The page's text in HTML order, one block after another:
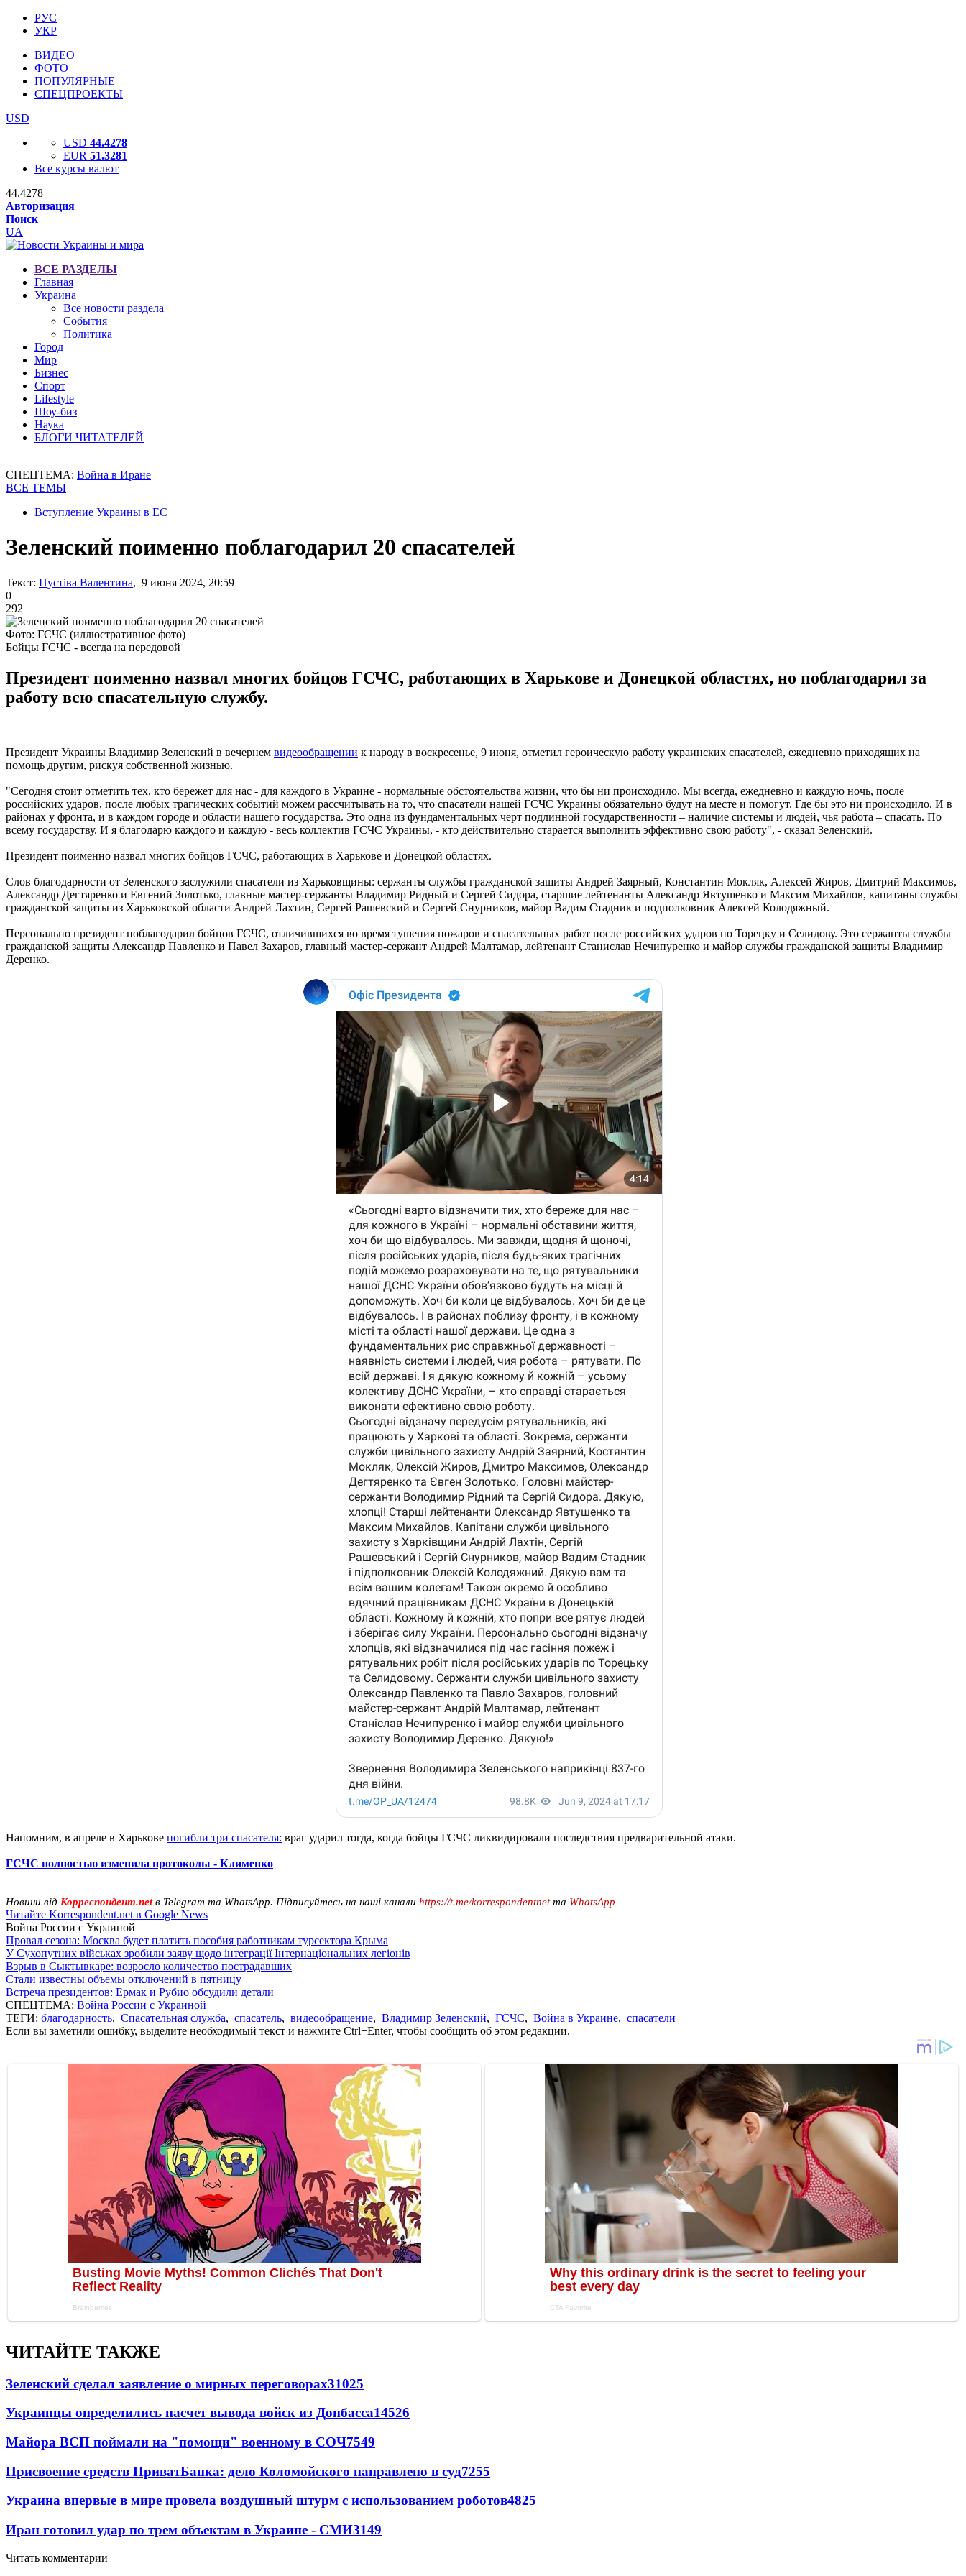
РУС
УКР
ВИДЕО
ФОТО
ПОПУЛЯРНЫЕ
СПЕЦПРОЕКТЫ
USD
USD 44.4278
EUR 51.3281
Все курсы валют
44.4278
Авторизация
Поиск
UA
ВСЕ РАЗДЕЛЫ
Главная
Украина
Все новости раздела
События
Политика
Город
Мир
Бизнес
Спорт
Lifestyle
Шоу-биз
Наука
БЛОГИ ЧИТАТЕЛЕЙ
СПЕЦТЕМА: Война в Иране
ВСЕ ТЕМЫ
Вступление Украины в ЕС
Зеленский поименно поблагодарил 20 спасателей
Текст: Пустіва Валентина, 9 июня 2024, 20:59
0
292
Фото: ГСЧС (иллюстративное фото)
Бойцы ГСЧС - всегда на передовой
Президент поименно назвал многих бойцов ГСЧС, работающих в Харькове и Донецкой областях, но поблагодарил за
работу всю спасательную службу.
Президент Украины Владимир Зеленский в вечернем видеообращении к народу в воскресенье, 9 июня, отметил героическую работу украинских спасателей, ежедневно приходящих на
помощь другим, рискуя собственной жизнью.
"Сегодня стоит отметить тех, кто бережет для нас - для каждого в Украине - нормальные обстоятельства жизни, что бы ни происходило. Мы всегда, ежедневно и каждую ночь, после
российских ударов, после любых трагических событий можем рассчитывать на то, что спасатели нашей ГСЧС Украины обязательно будут на месте и помогут. Где бы это ни происходило. И в
районах у фронта, и в каждом городе и области нашего государства. Это одна из фундаментальных черт подлинной государственности – наличие системы и людей, чья работа – спасать. По
всему государству. И я благодарю каждого и каждую - весь коллектив ГСЧС Украины, - кто действительно старается выполнить эффективно свою работу", - сказал Зеленский.
Президент поименно назвал многих бойцов ГСЧС, работающих в Харькове и Донецкой областях.
Слов благодарности от Зеленского заслужили спасатели из Харьковщины: сержанты службы гражданской защиты Андрей Заярный, Константин Мокляк, Алексей Жиров, Дмитрий Максимов,
Александр Дегтяренко и Евгений Золотько, главные мастер-сержанты Владимир Ридный и Сергей Сидора, старшие лейтенанты Александр Явтушенко и Максим Михайлов, капитаны службы
гражданской защиты из Харьковской области Андрей Лахтин, Сергей Рашевский и Сергей Снурников, майор Вадим Стадник и подполковник Алексей Колодяжный.
Персонально президент поблагодарил бойцов ГСЧС, отличившихся во время тушения пожаров и спасательных работ после российских ударов по Торецку и Селидову. Это сержанты службы
гражданской защиты Александр Павленко и Павел Захаров, главный мастер-сержант Андрей Малтамар, лейтенант Станислав Нечипуренко и майор службы гражданской защиты Владимир
Деренко.
Напомним, в апреле в Харькове погибли три спасателя: враг ударил тогда, когда бойцы ГСЧС ликвидировали последствия предварительной атаки.
ГСЧС полностью изменила протоколы - Клименко
Новини від Корреспондент.netв Telegram та WhatsApp. Підписуйтесь на наші канали https://t.me/korrespondentnetта WhatsApp
Читайте Korrespondent.net в Google News
Война России с Украиной
Провал сезона: Москва будет платить пособия работникам турсектора Крыма
У Сухопутних військах зробили заяву щодо інтеграції Інтернаціональних легіонів
Взрыв в Сыктывкаре: возросло количество пострадавших
Стали известны объемы отключений в пятницу
Встреча президентов: Ермак и Рубио обсудили детали
СПЕЦТЕМА: Война России с Украиной
ТЕГИ: благодарность, Спасательная служба, спасатель, видеообращение, Владимир Зеленский, ГСЧС, Война в Украине, спасатели
Если вы заметили ошибку, выделите необходимый текст и нажмите Ctrl+Enter, чтобы сообщить об этом редакции.
ЧИТАЙТЕ ТАКЖЕ
Зеленский сделал заявление о мирных переговорах31025
Украинцы определились насчет вывода войск из Донбасса14526
Майора ВСП поймали на "помощи" военному в СОЧ7549
Присвоение средств ПриватБанка: дело Коломойского направлено в суд7255
Украина впервые в мире провела воздушный штурм с использованием роботов4825
Иран готовил удар по трем объектам в Украине - СМИ3149
Читать комментарии